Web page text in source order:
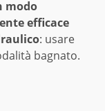
modo
efficace
: usare
bagnato.